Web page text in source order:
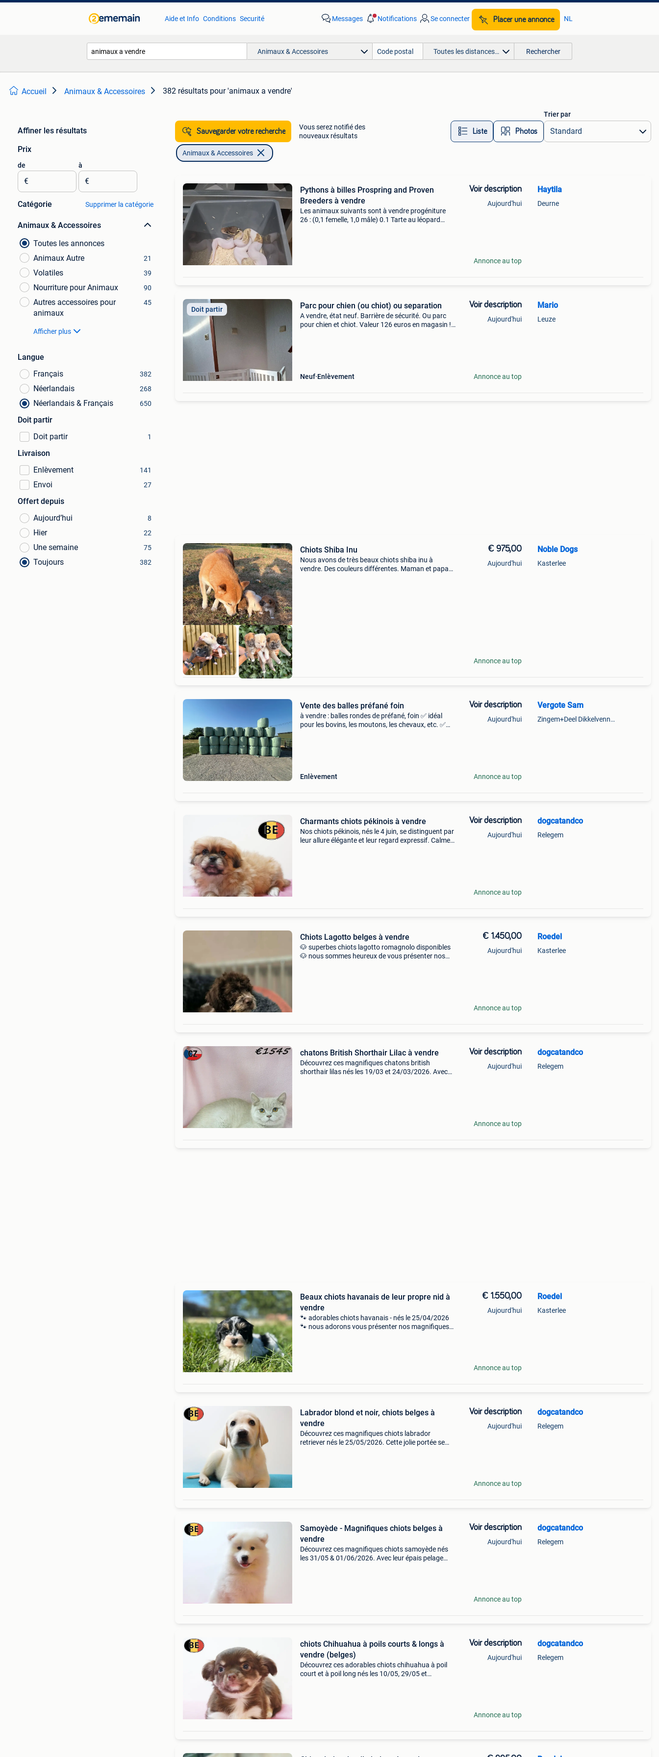
Aide et Info Conditions Securité Messages Notifications Se connecter Placer une annonce NL
Animaux & Accessoires Toutes les distances… Rechercher
Accueil Animaux & Accessoires 382 résultats pour 'animaux a vendre'
Affiner les résultats
Prix
de
€
à
€
Catégorie Supprimer la catégorie
Animaux & Accessoires
Toutes les annonces
Animaux Autre
21
Volatiles 39
Nourriture pour Animaux 90
Autres accessoires pour
animaux
45
Afficher plus
Langue
Français
382
Néerlandais 268
Néerlandais & Français 650
Doit partir
Doit partir
1
Livraison
Enlèvement
141
Envoi 27
Offert depuis
Aujourd’hui
8
Hier 22
Une semaine 75
Toujours 382
Sauvegarder votre recherche
Vous serez notifié des
nouveaux résultats
Liste Photos
Trier par
Animaux & Accessoires
Pythons à billes Prospring and Proven
Breeders à vendre
Les animaux suivants sont à vendre progéniture
26 : (0,1 femelle, 1,0 mâle) 0.1 Tarte au léopard
Voir description
Aujourd'hui
Annonce au top
Haytila
Deurne
Doit partir Parc pour chien (ou chiot) ou separation
A vendre, état neuf. Barrière de sécurité. Ou parc
pour chien et chiot. Valeur 126 euros en magasin !
Neuf Enlèvement
Voir description
Aujourd'hui
Annonce au top
Mario
Leuze
Chiots Shiba Inu
Nous avons de très beaux chiots shiba inu à
vendre. Des couleurs différentes. Maman et papa
€ 975,00
Aujourd'hui
Annonce au top
Noble Dogs
Kasterlee
Vente des balles préfané foin
à vendre : balles rondes de préfané, foin ✅ idéal
pour les bovins, les moutons, les chevaux, etc. ✅
Enlèvement
Voir description
Aujourd'hui
Annonce au top
Vergote Sam
Zingem+Deel Dikkelvenne En Nederzwalm-Hermelgem
Charmants chiots pékinois à vendre
Nos chiots pékinois, nés le 4 juin, se distinguent par
leur allure élégante et leur regard expressif. Calmes,
Voir description
Aujourd'hui
Annonce au top
dogcatandco
Relegem
Chiots Lagotto belges à vendre
🐶 superbes chiots lagotto romagnolo disponibles
🐶 nous sommes heureux de vous présenter nos
€ 1.450,00
Aujourd'hui
Annonce au top
Roedel
Kasterlee
chatons British Shorthair Lilac à vendre
Découvrez ces magnifiques chatons british
shorthair lilas nés les 19/03 et 24/03/2026. Avec
Voir description
Aujourd'hui
Annonce au top
dogcatandco
Relegem
Beaux chiots havanais de leur propre nid à
vendre
🐾 adorables chiots havanais - nés le 25/04/2026
🐾 nous adorons vous présenter nos magnifiques
€ 1.550,00
Aujourd'hui
Annonce au top
Roedel
Kasterlee
Labrador blond et noir, chiots belges à
vendre
Découvrez ces magnifiques chiots labrador
retriever nés le 25/05/2026. Cette jolie portée se
Voir description
Aujourd'hui
Annonce au top
dogcatandco
Relegem
Samoyède - Magnifiques chiots belges à
vendre
Découvrez ces magnifiques chiots samoyède nés
les 31/05 & 01/06/2026. Avec leur épais pelage
Voir description
Aujourd'hui
Annonce au top
dogcatandco
Relegem
chiots Chihuahua à poils courts & longs à
vendre (belges)
Découvrez ces adorables chiots chihuahua à poil
court et à poil long nés les 10/05, 29/05 et
Voir description
Aujourd'hui
Annonce au top
dogcatandco
Relegem